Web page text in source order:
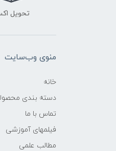
تحویل
منوی وب‌سایت
خانه
دسته بندی
تماس با ما
فیلمهای آموزشی
مطالب علمی